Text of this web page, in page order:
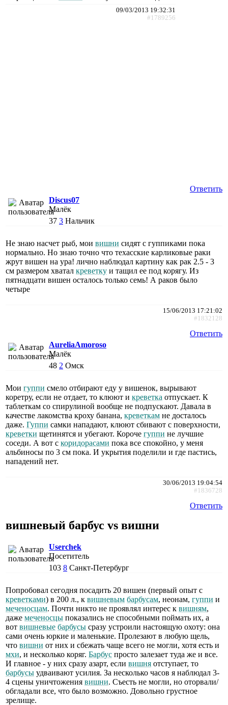
09/03/2013 19:32:31
#1789256
Ответить
Discus07
Малёк
37 3 Нальчик
Не знаю насчет рыб, мои вишни сидят с гуппиками пока
нормально. Но знаю точно что техасские карликовые раки
жрут вишен на ура! лично наблюдал картину как рак 2.5 - 3
см размером хватал креветку и тащил ее под корягу. Из
пятнадцати вишен осталось только семь! А раков было
четыре
15/06/2013 17:21:02
#1832128
Ответить
AureliaAmoroso
Малёк
48 2 Омск
Мои гуппи смело отбирают еду у вишенок, вырывают
коретру, если не отдает, то клюют и креветка отпускает. К
таблеткам со спирулиной вообще не подпускают. Давала в
качестве лакомства кроху банана, креветкам не досталось
даже. Гуппи самки нападают, клюют сбивают с поверхности,
креветки щетинятся и убегают. Короче гуппи не лучшие
соседи. А вот с коридорасами пока все спокойно, у меня
альбиносы по 3 см пока. И укрытия поделили и где пастись,
нападений нет.
30/06/2013 19:04:54
#1836728
Ответить
вишневый барбус vs вишни
Userchek
Посетитель
103 8 Санкт-Петербург
Попробовал сегодня посадить 20 вишен (первый опыт с
креветками) в 200 л., к вишневым барбусам, неонам, гуппи и
меченосцам. Почти никто не проявлял интерес к вишням,
даже меченосцы показались не способными поймать их, а
вот вишневые барбусы сразу устроили настоящую охоту: она
сами очень юркие и маленькие. Пролезают в любую щель,
что вишни от них и сбежать чаще всего не могли, хотя есть и
мхи, и несколько коряг. Барбус просто залезает туда же и все.
И главное - у них сразу азарт, если вишня отступает, то
барбусы удваивают усилия. За несколько часов я наблюдал 3-
4 сцены уничтожения вишни. Съесть не могли, но оторвали/
обгладали все, что было возможно. Довольно грустное
зрелище.